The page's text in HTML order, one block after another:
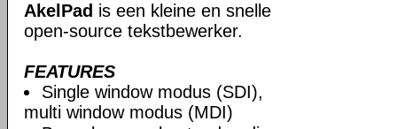
AkelPad is een kleine en snelle
open-source tekstbewerker.
FEATURES
Single window modus (SDI),
multi window modus (MDI)